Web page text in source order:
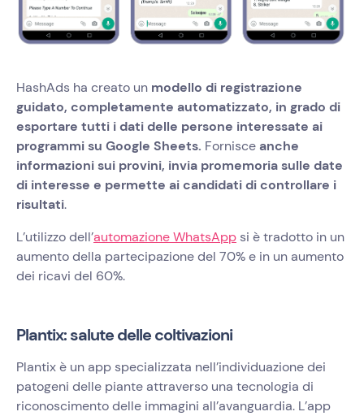
HashAds ha creato un modello di registrazione
guidato, completamente automatizzato, in grado di
esportare tutti i dati delle persone interessate ai
programmi su Google Sheets. Fornisceanche
informazioni sui provini, invia promemoria sulle date
di interesse e permette ai candidati di controllare i
risultati.
L’utilizzo dell’automazione WhatsApp si è tradotto in un
aumento della partecipazione del 70% e in un aumento
dei ricavi del 60%.
Plantix: salute delle coltivazioni
Plantix è un app specializzata nell’individuazione dei
patogeni delle piante attraverso una tecnologia di
riconoscimento delle immagini all’avanguardia. L’app